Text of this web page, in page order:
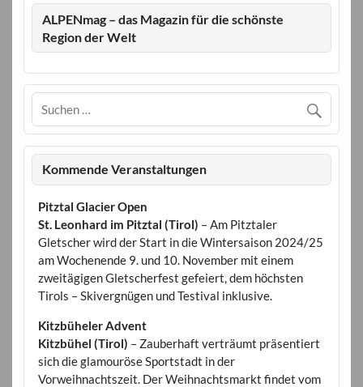
ALPENmag – das Magazin für die schönste
Region der Welt
Kommende Veranstaltungen
Pitztal Glacier Open
St. Leonhard im Pitztal (Tirol) – Am Pitztaler
Gletscher wird der Start in die Wintersaison 2024/25
am Wochenende 9. und 10. November mit einem
zweitägigen Gletscherfest gefeiert, dem höchsten
Tirols – Skivergnügen und Testival inklusive.
Kitzbüheler Advent
Kitzbühel (Tirol) – Zauberhaft verträumt präsentiert
sich die glamouröse Sportstadt in der
Vorweihnachtszeit. Der Weihnachtsmarkt findet vom